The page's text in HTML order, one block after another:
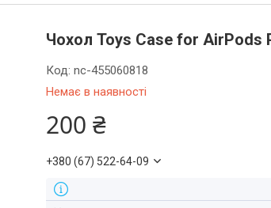
Чохол Toys Case for AirPods
Немає в наявності
Код:nc-455060818
200 ₴
+380 (67) 522-64-09